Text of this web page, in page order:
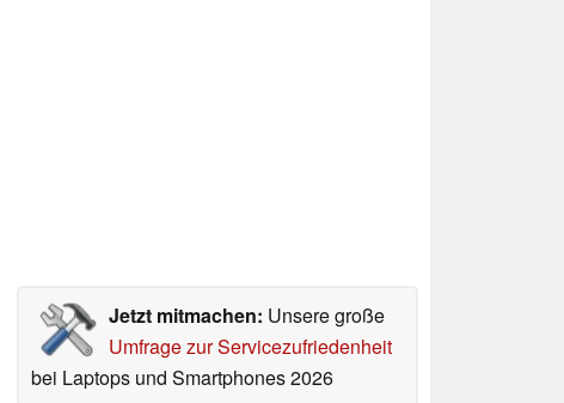
Jetzt mitmachen: Unsere große
Umfrage zur Servicezufriedenheit
bei Laptops und Smartphones 2026